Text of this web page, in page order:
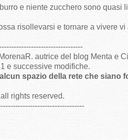
e niente zucchero sono quasi
risollevarsi e tornare a vivere
autrice del blog Menta e
e successive modifiche.
spazio della rete che siano
all rights reserved.